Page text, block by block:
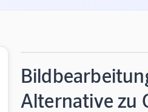
Alternative zu